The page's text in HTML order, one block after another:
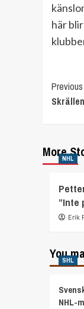
här
Previous
MoreNHL
”Inte
Erik
YouSHL
NHL-